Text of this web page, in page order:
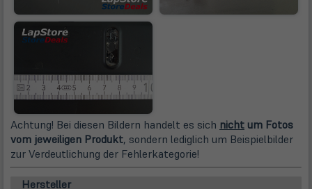
Achtung! Bei diesen Bildern handelt es sich nicht um Fotos
vom jeweiligen Produkt, sondern lediglich um Beispielbilder
zur Verdeutlichung der Fehlerkategorie!
Hersteller